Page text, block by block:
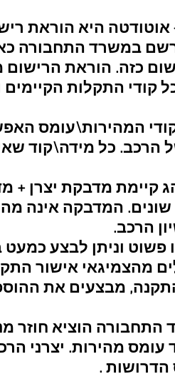
אוטודטה היא הוראת
רשם במשרד התחבורה
כזה. הוראת
קודי התקלות הקיימים
המהירות\עומס
הרכב. כל מידה\קוד
קיימת מדבקת יצרן +
המדבקה אינה
הרכב.
פשוט וניתן לבצע
מהצמיגאי אישור
מבצעים את
עומס מהירות. יצרני
הדרושות .